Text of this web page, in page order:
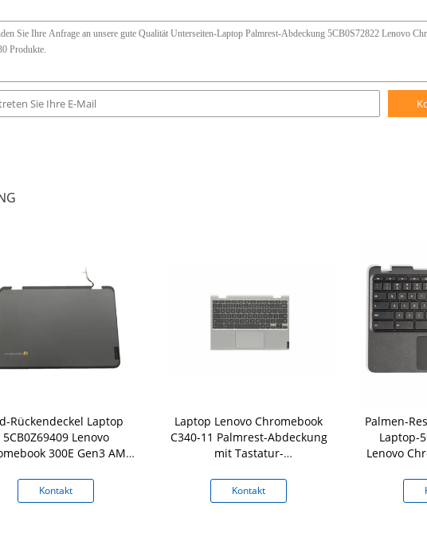
Rückendeckel Laptop
5CB0Z69409 Lenovo
300E Gen3 AMD
Kontakt
Laptop Lenovo Chromebook
C340-11 Palmrest-Abdeckung
mit Tastatur-
5CB0U43369
Kontakt
Palmen-
Laptop-
Lenovo